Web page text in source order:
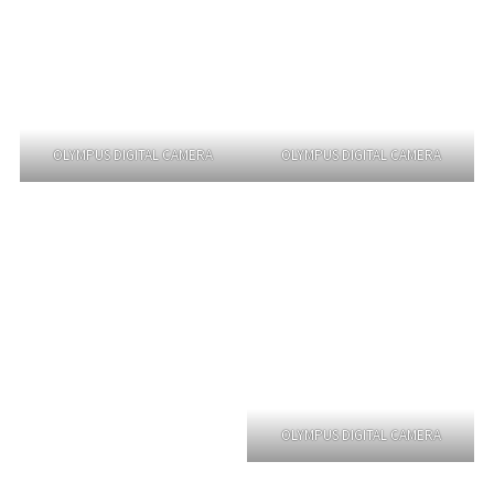
OLYMPUS DIGITAL CAMERA OLYMPUS DIGITAL CAMERA
OLYMPUS DIGITAL CAMERA